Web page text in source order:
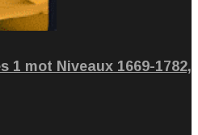
1 mot Niveaux 1669-1782,